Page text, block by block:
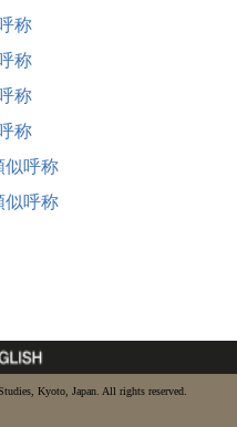
称
称
称
称
似呼称
似呼称
Kyoto, Japan. All rights reserved.